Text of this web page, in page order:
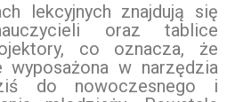
lekcyjnych znajdują się
oraz tablice
co oznacza, że
wyposażona w narzędzia
do nowoczesnego i